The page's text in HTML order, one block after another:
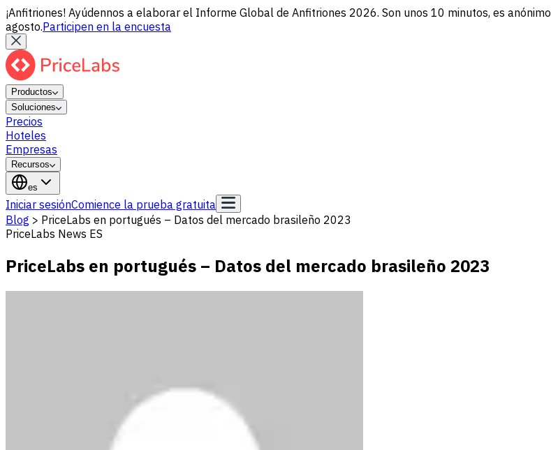
¡Anfitriones! Ayúdennos a elaborar el Informe Global de Anfitriones 2026. Son unos 10 minutos, es
agosto.Participen en la encuesta
Productos
Soluciones
Precios
Hoteles
Empresas
Recursos
es
Iniciar sesiónComience la prueba gratuita
Blog > PriceLabs en portugués – Datos del mercado brasileño 2023
PriceLabs News ES
PriceLabs en portugués – Datos del mercado brasileño 2023